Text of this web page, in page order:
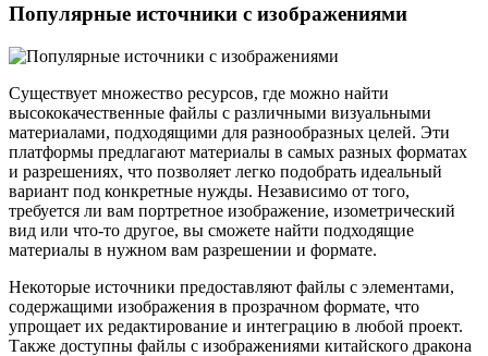
Популярные источники с изображениями
Существует множество ресурсов, где можно найти
высококачественные файлы с различными визуальными
материалами, подходящими для разнообразных целей. Эти
платформы предлагают материалы в самых разных форматах
и разрешениях, что позволяет легко подобрать идеальный
вариант под конкретные нужды. Независимо от того,
требуется ли вам портретное изображение, изометрический
вид или что-то другое, вы сможете найти подходящие
материалы в нужном вам разрешении и формате.
Некоторые источники предоставляют файлы с элементами,
содержащими изображения в прозрачном формате, что
упрощает их редактирование и интеграцию в любой проект.
Также доступны файлы с изображениями китайского дракона